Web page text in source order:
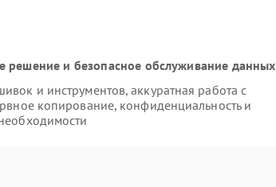
и безопасное обслуживание данных
и инструментов, аккуратная работа с
копирование, конфиденциальность и